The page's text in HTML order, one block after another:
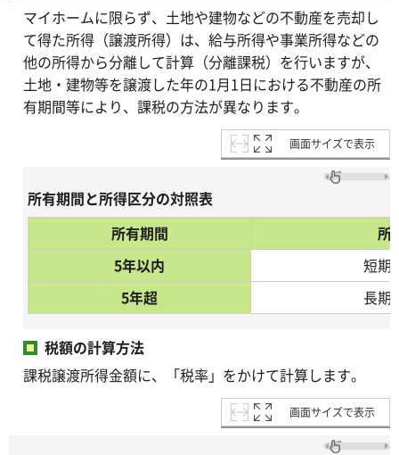
マイホームに限らず、土地や建物などの不動産を売却し
て得た所得（譲渡所得）は、給与所得や事業所得などの
他の所得から分離して計算（分離課税）を行いますが、
土地・建物等を譲渡した年の1月1日における不動産の所
有期間等により、課税の方法が異なります。
画面サイズで表示
所有期間と所得区分の対照表
所有期間
所
5年以内
短期
5年超
長期
税額の計算方法
課税譲渡所得金額に、「税率」をかけて計算します。
画面サイズで表示